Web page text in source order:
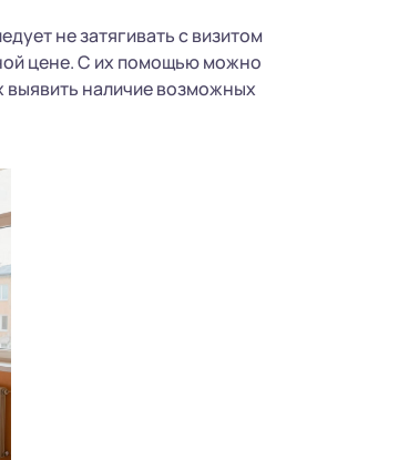
не затягивать с визитом
цене. С их помощью можно
выявить наличие возможных